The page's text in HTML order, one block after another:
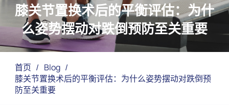
膝关节置换术后的平衡评估：为什
么姿势摆动对跌倒预防至关重要
首页 / Blog /
膝关节置换术后的平衡评估：为什么姿势摆动对跌倒预
防至关重要